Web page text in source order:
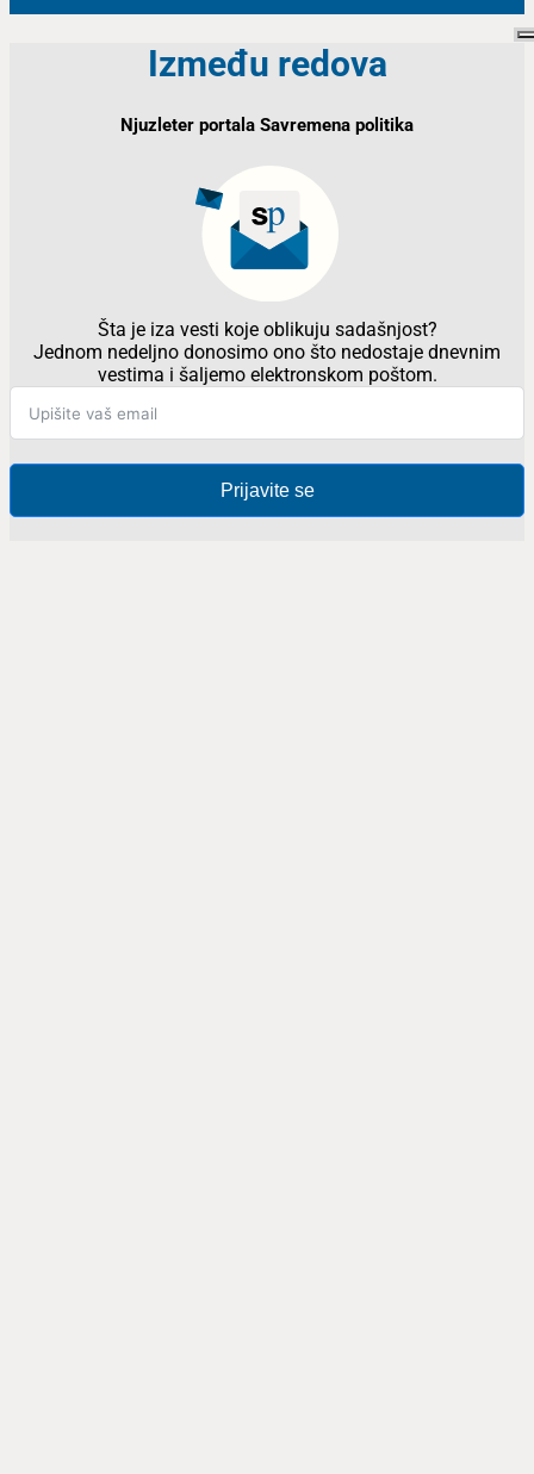
Između redova
Njuzleter portala Savremena politika
Šta je iza vesti koje oblikuju sadašnjost?
Jednom nedeljno donosimo ono što nedostaje dnevnim
vestima i šaljemo elektronskom poštom.
Prijavite se